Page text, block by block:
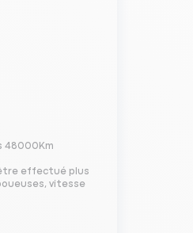
48000Km
effectué plus
vitesse